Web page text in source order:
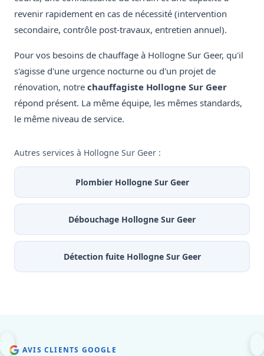
revenir rapidement en cas de nécessité (intervention
secondaire, contrôle post-travaux, entretien annuel).
Pour vos besoins de chauffage à Hollogne Sur Geer, qu'il
s'agisse d'une urgence nocturne ou d'un projet de
rénovation, notre chauffagiste Hollogne Sur Geer
répond présent. La même équipe, les mêmes standards,
le même niveau de service.
Autres services à Hollogne Sur Geer :
Plombier Hollogne Sur Geer
Débouchage Hollogne Sur Geer
Détection fuite Hollogne Sur Geer
AVIS CLIENTS GOOGLE